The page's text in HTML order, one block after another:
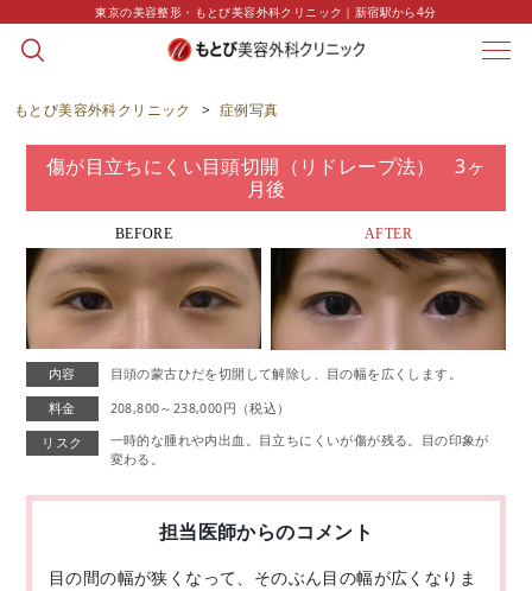
東京の美容整形・もとび美容外科クリニック｜新宿駅から4分
CASE
症例写真
もとび美容外科クリニック > 症例写真
傷が目立ちにくい目頭切開（リドレープ法） 3ヶ
月後
BEFORE AFTER
内容 目頭の蒙古ひだを切開して解除し、目の幅を広くします。
料金 208,800～238,000円（税込）
リスク
一時的な腫れや内出血。目立ちにくいが傷が残る。目の印象が
変わる。
担当医師からのコメント
目の間の幅が狭くなって、そのぶん目の幅が広くなりま